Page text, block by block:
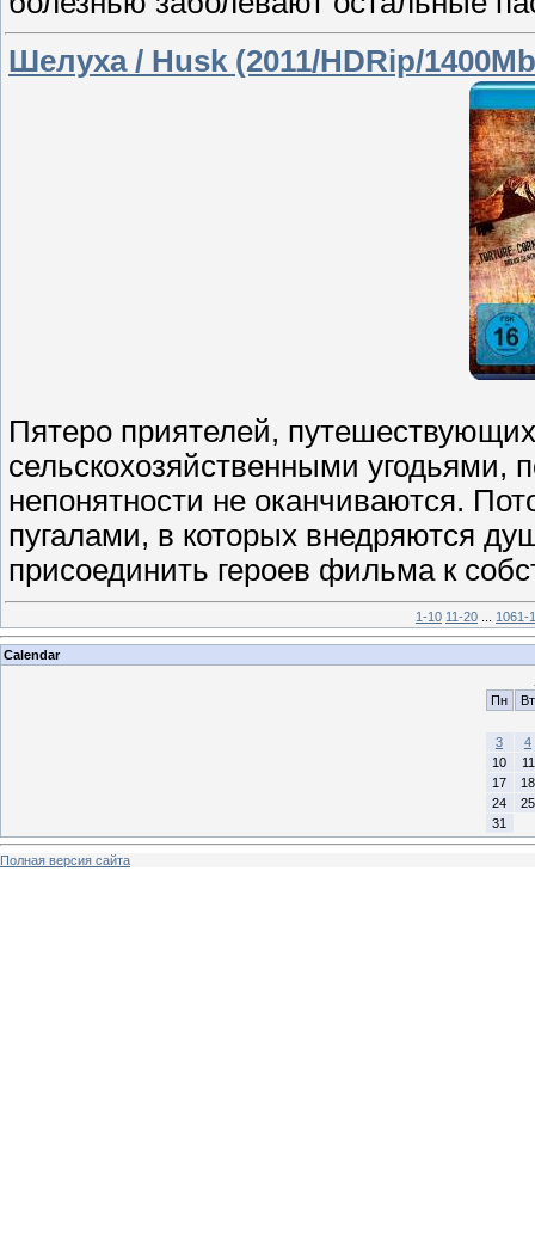
Шелуха / Husk (2011/HDRip/
Пятеро приятелей,
сельскохозяйственными угодьями,
непонятности не оканчиваются.
пугалами, в которых внедряются
присоединить героев фильма к
1-10 11-20 1061-
Calendar
Пн
Вт
3
4
10
11
17
18
24
25
31
Полная версия сайта